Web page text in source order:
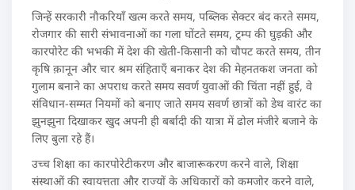
जिन्हें सरकारी नौकरियाँ खत्म करते समय, पब्लिक सेक्टर बंद करते समय,
रोजगार की सारी संभावनाओं का गला घोंटते समय, ट्रम्प की घुड़की और
कारपोरेट की भभकी में देश की खेती-किसानी को चौपट करते समय, तीन
कृषि क़ानून और चार श्रम संहिताएँ बनाकर देश की मेहनतकश जनता को
गुलाम बनाने का अपराध करते समय सवर्ण युवाओं की चिंता नहीं हुई, वे
संविधान-सम्मत नियमों को बनाए जाते समय सवर्ण छात्रों को डेथ वारंट का
झुनझुना दिखाकर खुद अपनी ही बर्बादी की यात्रा में ढोल मंजीरे बजाने के
लिए बुला रहे हैं।
उच्च शिक्षा का कारपोरेटीकरण और बाजारूकरण करने वाले, शिक्षा
संस्थाओं की स्वायत्तता और राज्यों के अधिकारों को कमजोर करने वाले,